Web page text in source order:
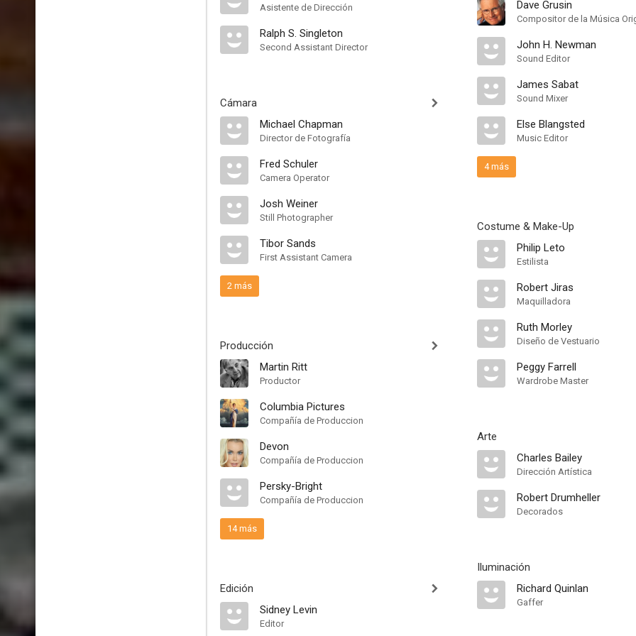
Asistente de Dirección
Ralph S. Singleton
Second Assistant Director
Cámara
Michael Chapman
Director de Fotografía
Fred Schuler
Camera Operator
Josh Weiner
Still Photographer
Tibor Sands
First Assistant Camera
2 más
Producción
Martin Ritt
Productor
Columbia Pictures
Compañía de Produccion
Devon
Compañía de Produccion
Persky-Bright
Compañía de Produccion
14 más
Edición
Sidney Levin
Editor
Dave Grusin
Compositor de la Música
John H. Newman
Sound Editor
James Sabat
Sound Mixer
Else Blangsted
Music Editor
4 más
Costume & Make-Up
Philip Leto
Estilista
Robert Jiras
Maquilladora
Ruth Morley
Diseño de Vestuario
Peggy Farrell
Wardrobe Master
Arte
Charles Bailey
Dirección Artística
Robert Drumheller
Decorados
Iluminación
Richard Quinlan
Gaffer